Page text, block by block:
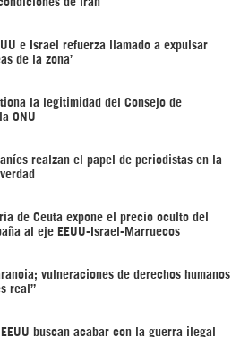
e Israel refuerza llamado a expulsar
de la zona’
la legitimidad del Consejo de
ONU
realzan el papel de periodistas en la
de Ceuta expone el precio oculto del
al eje EEUU-Israel-Marruecos
vulneraciones de derechos humanos
real”
buscan acabar con la guerra ilegal